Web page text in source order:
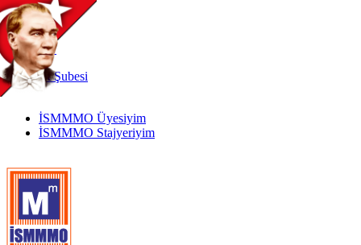
TR
|
EN
İnternetŞubesi
İSMMMO Üyesiyim
İSMMMO Stajyeriyim